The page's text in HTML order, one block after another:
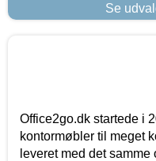
Se
Office2go.dk startede i
kontormøbler til meget
leveret med det